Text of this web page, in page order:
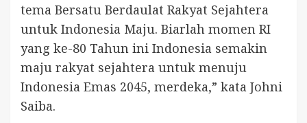
tema Bersatu Berdaulat Rakyat Sejahtera
untuk Indonesia Maju. Biarlah momen RI
yang ke-80 Tahun ini Indonesia semakin
maju rakyat sejahtera untuk menuju
Indonesia Emas 2045, merdeka,” kata Johni
Saiba.